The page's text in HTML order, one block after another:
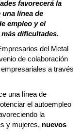
favorecerá la
línea de
empleo y el
dificultades.
del Metal
de colaboración
a través
una línea de
el autoempleo
la
y mujeres, nuevos